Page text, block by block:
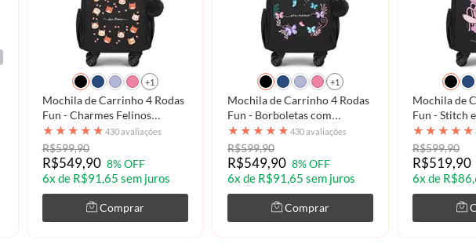
+1
Mochila de Carrinho 4 Rodas
Fun - Charmes Felinos
Manuscrito
★ ★ ★ ★ ★ 430 avaliações
R$599,90
R$549,90 8% OFF
6x de R$91,65 sem juros
Comprar
+1
Mochila de Carrinho 4 Rodas
Fun - Borboletas com
Aquarela
★ ★ ★ ★ ★ 430 avaliações
R$599,90
R$549,90 8% OFF
6x de R$91,65 sem juros
Comprar
Mochila de
Fun - Stitch
★ ★ ★ ★ ★
R$599,90
R$519,90
6x de